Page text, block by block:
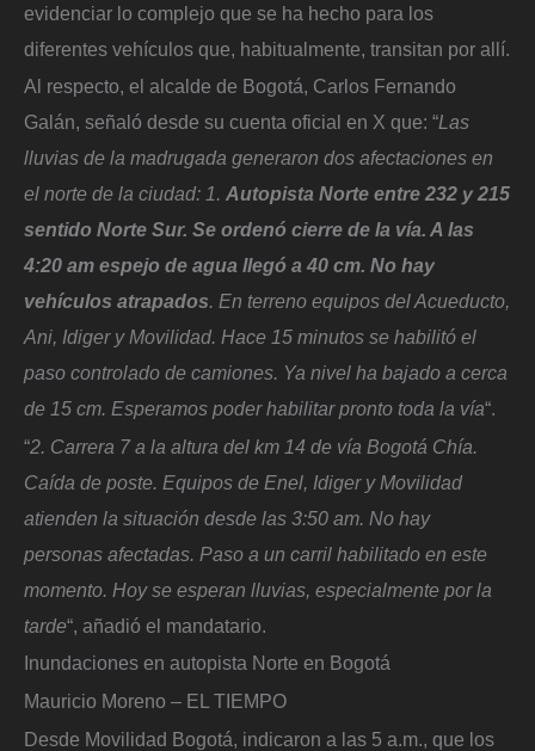
evidenciar lo complejo que se ha hecho para los
diferentes vehículos que, habitualmente, transitan por allí.
Al respecto, el alcalde de Bogotá, Carlos Fernando
Galán, señaló desde su cuenta oficial en X que: “Las
lluvias de la madrugada generaron dos afectaciones en
el norte de la ciudad: 1. Autopista Norte entre 232 y 215
sentido Norte Sur. Se ordenó cierre de la vía. A las
4:20 am espejo de agua llegó a 40 cm. No hay
vehículos atrapados. En terreno equipos del Acueducto,
Ani, Idiger y Movilidad. Hace 15 minutos se habilitó el
paso controlado de camiones. Ya nivel ha bajado a cerca
de 15 cm. Esperamos poder habilitar pronto toda la vía“.
“2. Carrera 7 a la altura del km 14 de vía Bogotá Chía.
Caída de poste. Equipos de Enel, Idiger y Movilidad
atienden la situación desde las 3:50 am. No hay
personas afectadas. Paso a un carril habilitado en este
momento. Hoy se esperan lluvias, especialmente por la
tarde“, añadió el mandatario.
Inundaciones en autopista Norte en Bogotá
Mauricio Moreno – EL TIEMPO
Desde Movilidad Bogotá, indicaron a las 5 a.m., que los